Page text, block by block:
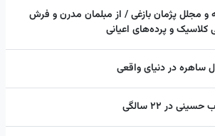
و مجلل پژمان بازغی / از مبلمان مدرن و فرش
کلاسیک و پرده‌های اعیانی
ساهره در دنیای واقعی
در ۲۲ سالگی